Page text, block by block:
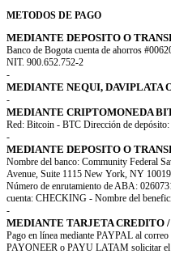
METODOS DE PAGO
MEDIANTE DEPOSITO O
Banco de Bogota cuenta de ahorros
NIT. 900.652.752-2
-
MEDIANTE NEQUI, DAVIPLATA
-
MEDIANTE CRIPTOMONEDA
Red: Bitcoin - BTC Dirección de
-
MEDIANTE DEPOSITO O
Nombre del banco: Community Federal
Avenue, Suite 1115 New York, NY
Número de enrutamiento de ABA:
cuenta: CHECKING - Nombre del
-
MEDIANTE TARJETA CREDITO
Pago en línea mediante PAYPAL al
PAYONEER o PAYU LATAM solicitar el